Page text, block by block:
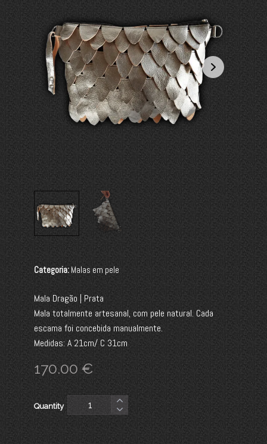
Categoria: Malas em pele
Mala Dragão | Prata
Mala totalmente artesanal, com pele natural. Cada
escama foi concebida manualmente.
Medidas: A 21cm/ C 31cm
170.00 €
Quantity